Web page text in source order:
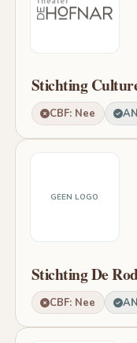
Stichting
CBF: Nee
GEEN LOGO
Stichting De
CBF: Nee